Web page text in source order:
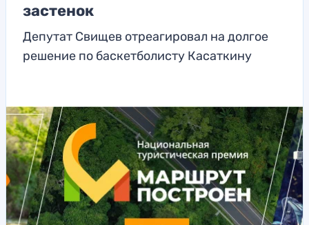
застенок
Депутат Свищев отреагировал на долгое
решение по баскетболисту Касаткину